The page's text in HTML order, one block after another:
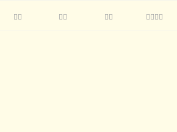
   